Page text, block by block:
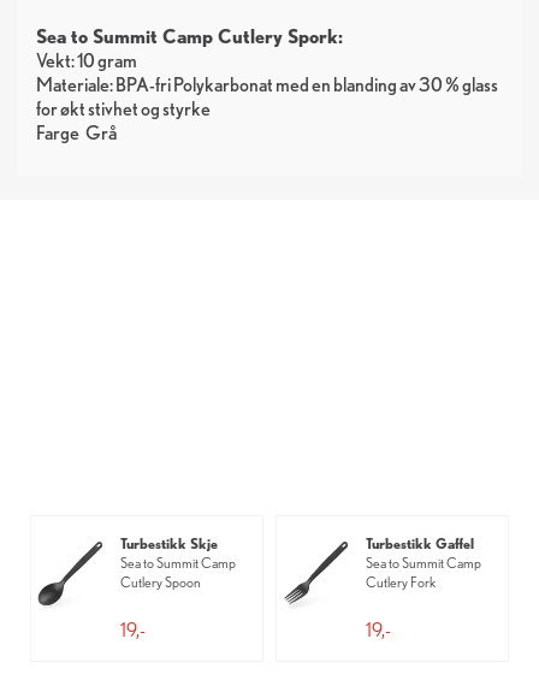
Sea to Summit Camp Cutlery Spork:
Vekt: 10 gram
Materiale: BPA-fri Polykarbonat med en blanding av 30 % glass
for økt stivhet og styrke
Farge Grå
Turbestikk Skje
Sea to Summit Camp
Cutlery Spoon
19,-
Turbestikk Gaffel
Sea to Summit Camp
Cutlery Fork
19,-